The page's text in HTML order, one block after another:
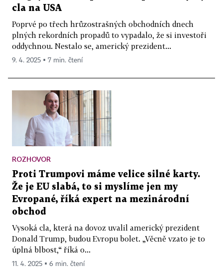
cla na USA
Poprvé po třech hrůzostrašných obchodních dnech
plných rekordních propadů to vypadalo, že si investoři
oddychnou. Nestalo se, americký prezident...
9. 4. 2025 ▪ 7 min. čtení
ROZHOVOR
Proti Trumpovi máme velice silné karty.
Že je EU slabá, to si myslíme jen my
Evropané, říká expert na mezinárodní
obchod
Vysoká cla, která na dovoz uvalil americký prezident
Donald Trump, budou Evropu bolet. „Věcně vzato je to
úplná blbost,“ říká o...
11. 4. 2025 ▪ 6 min. čtení